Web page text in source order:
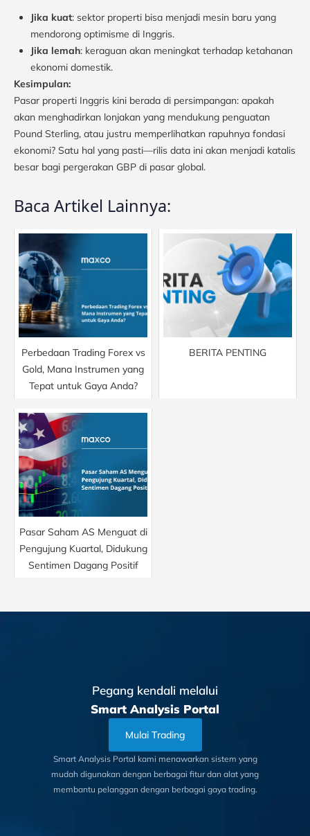
Jika kuat: sektor properti bisa menjadi mesin baru yang
mendorong optimisme di Inggris.
Jika lemah: keraguan akan meningkat terhadap ketahanan
ekonomi domestik.
Kesimpulan:
Pasar properti Inggris kini berada di persimpangan: apakah
akan menghadirkan lonjakan yang mendukung penguatan
Pound Sterling, atau justru memperlihatkan rapuhnya fondasi
ekonomi? Satu hal yang pasti—rilis data ini akan menjadi katalis
besar bagi pergerakan GBP di pasar global.
Baca Artikel Lainnya:
Perbedaan Trading Forex vs
Gold, Mana Instrumen yang
Tepat untuk Gaya Anda?
BERITA PENTING
Pasar Saham AS Menguat di
Pengujung Kuartal, Didukung
Sentimen Dagang Positif
Pegang kendali melalui
Smart Analysis Portal
Mulai Trading
Smart Analysis Portal kami menawarkan sistem yang
mudah digunakan dengan berbagai fitur dan alat yang
membantu pelanggan dengan berbagai gaya trading.